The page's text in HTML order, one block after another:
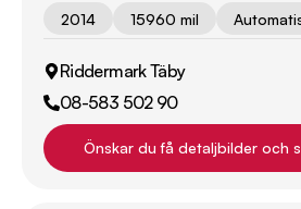
2014 15960 mil
Riddermark Täby
08-583 502 90
Önskar du få detaljbilder och